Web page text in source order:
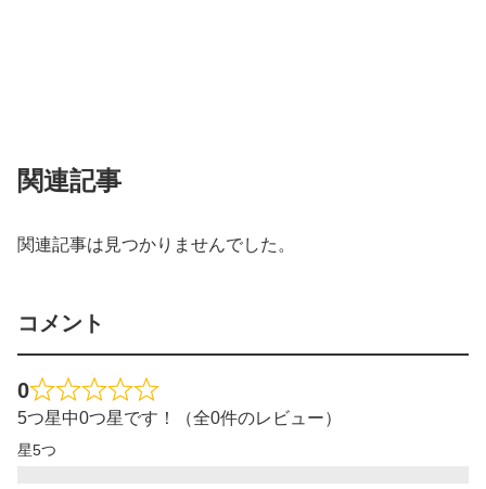
関連記事
関連記事は見つかりませんでした。
コメント
0
5つ星中0つ星です！（全0件のレビュー）
星5つ